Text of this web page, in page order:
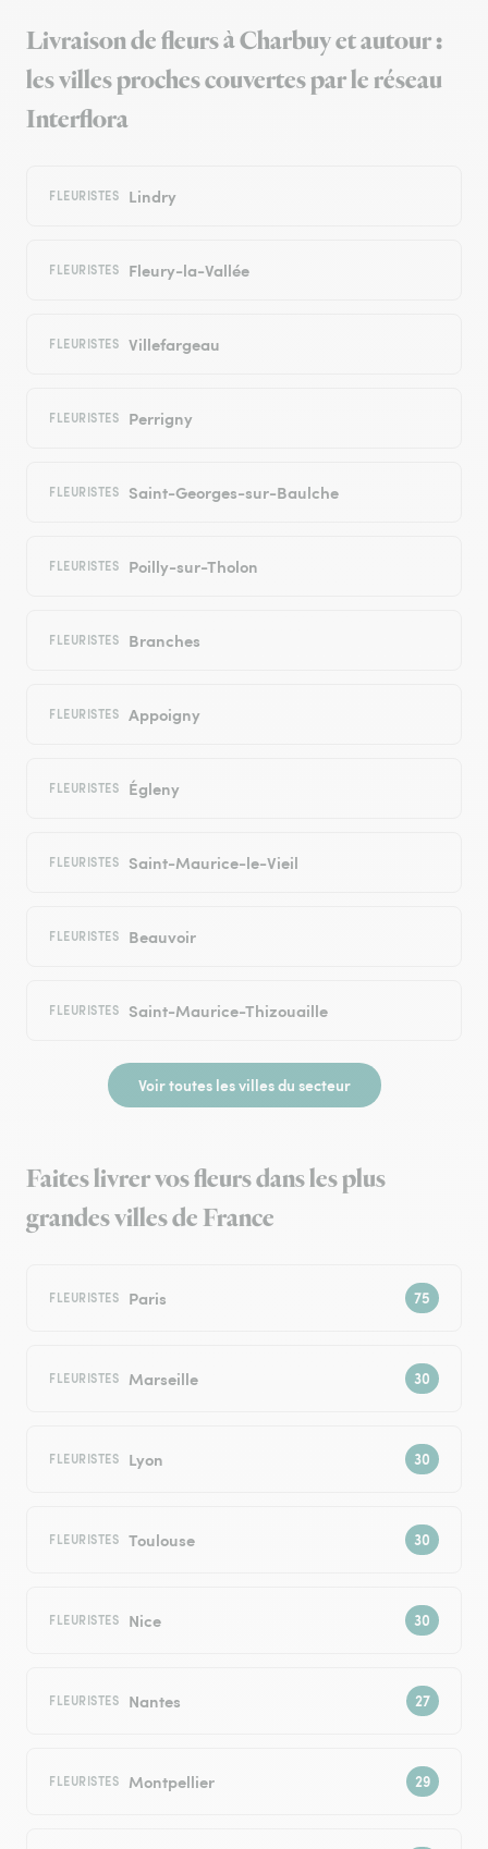
Livraison de fleurs à Charbuy et autour :
les villes proches couvertes par le réseau
Interflora
FLEURISTES Lindry
FLEURISTES Fleury-la-Vallée
FLEURISTES Villefargeau
FLEURISTES Perrigny
FLEURISTES Saint-Georges-sur-Baulche
FLEURISTES Poilly-sur-Tholon
FLEURISTES Branches
FLEURISTES Appoigny
FLEURISTES Égleny
FLEURISTES Saint-Maurice-le-Vieil
FLEURISTES Beauvoir
FLEURISTES Saint-Maurice-Thizouaille
Voir toutes les villes du secteur
Faites livrer vos fleurs dans les plus
grandes villes de France
FLEURISTES Paris
FLEURISTES Marseille
FLEURISTES Lyon
FLEURISTES Toulouse
FLEURISTES Nice
FLEURISTES Nantes
FLEURISTES Montpellier